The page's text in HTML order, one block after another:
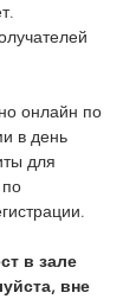
онлайн по
в день
для
в зале
вне